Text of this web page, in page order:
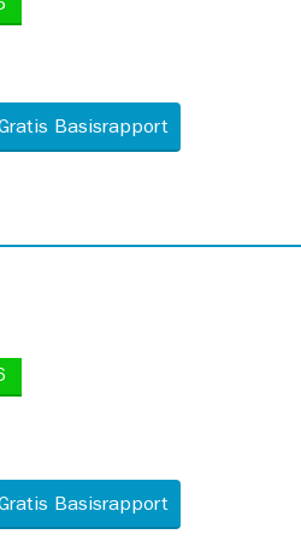
Basisrapport
Basisrapport